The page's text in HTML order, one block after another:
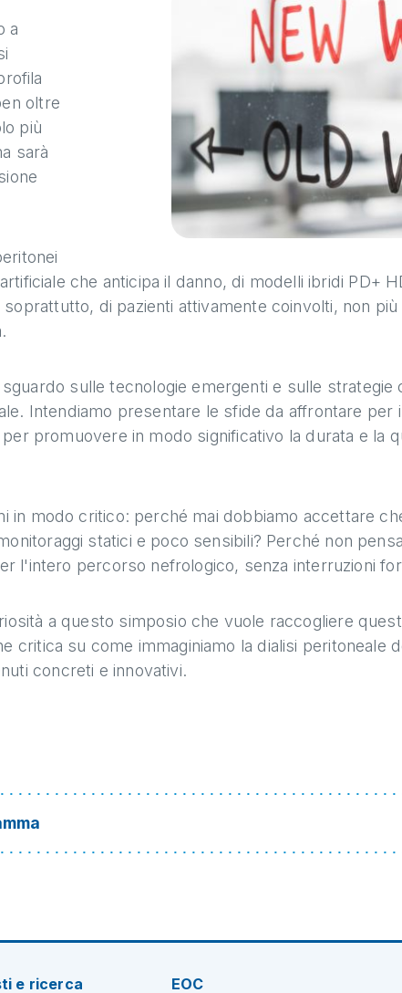
a
oltre
più
sarà
che anticipa il danno, di modelli ibridi PD+
di pazienti attivamente coinvolti, non più
sulle tecnologie emergenti e sulle strategie
Intendiamo presentare le sfide da affrontare per
promuovere in modo significativo la durata e la
in modo critico: perché mai dobbiamo accettare
statici e poco sensibili? Perché non
l'intero percorso nefrologico, senza interruzioni
a questo simposio che vuole raccogliere
critica su come immaginiamo la dialisi peritoneale
concreti e innovativi.
e ricerca EOC